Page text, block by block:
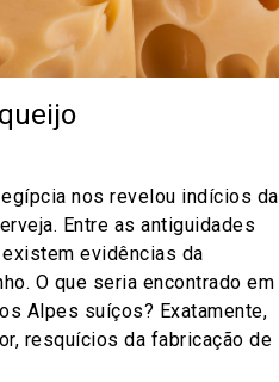
nos revelou indícios da
Entre as antiguidades
evidências da
O que seria encontrado em
Alpes suíços? Exatamente,
resquícios da fabricação de